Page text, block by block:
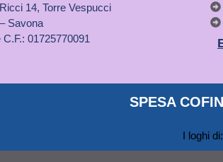
14, Torre Vespucci
Savona
C.F.: 01725770091
SPESA